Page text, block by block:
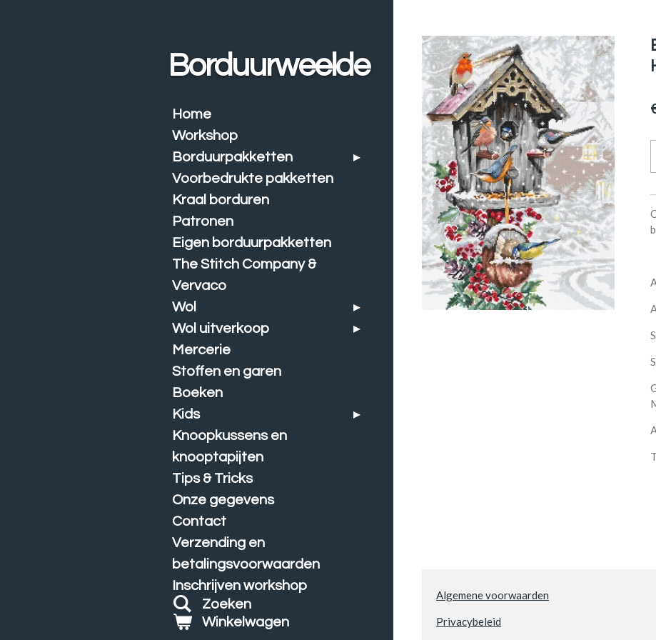
Algemene voorwaarden
Privacybeleid
Borduurweelde
Home
Workshop
Borduurpakketten
Voorbedrukte pakketten
Kraal borduren
Patronen
Eigen borduurpakketten
The Stitch Company &
Vervaco
Wol
Wol uitverkoop
Mercerie
Stoffen en garen
Boeken
Kids
Knoopkussens en
knooptapijten
Tips & Tricks
Onze gegevens
Contact
Verzending en
betalingsvoorwaarden
Inschrijven workshop
Zoeken
Winkelwagen